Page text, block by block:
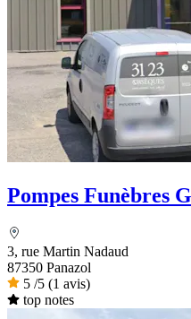
Pompes Funèbres
3, rue Martin Nadaud
87350 Panazol
5 /5 (1 avis)
top notes